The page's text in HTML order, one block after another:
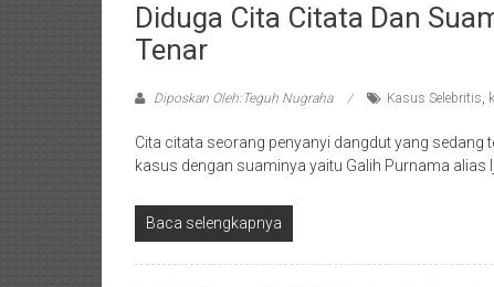
Diduga Cita Citata Dan
Tenar
Diposkan Oleh:Teguh Nugraha Kasus Selebritis,
Cita citata seorang penyanyi dangdut yang sedang
kasus dengan suaminya yaitu Galih Purnama alias
Baca selengkapnya